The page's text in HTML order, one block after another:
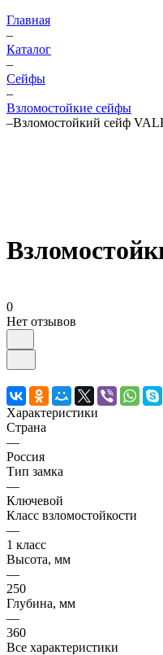
Главная
–
Каталог
–
Сейфы
–
Взломостойкие сейфы
–Взломостойкий сейф
0
Нет отзывов
Характеристики
Страна
—
Россия
Тип замка
—
Ключевой
Класс взломостойкости
—
1 класс
Высота, мм
—
250
Глубина, мм
—
360
Все характеристики